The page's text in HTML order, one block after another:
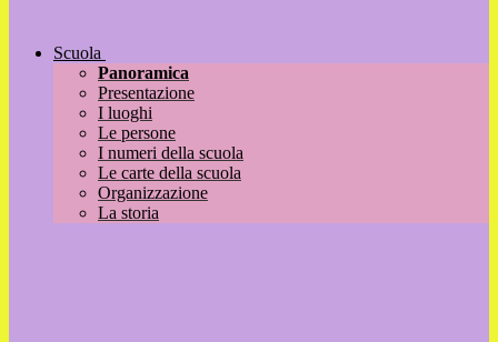
Scuola
Panoramica
Presentazione
I luoghi
Le persone
I numeri della scuola
Le carte della scuola
Organizzazione
La storia